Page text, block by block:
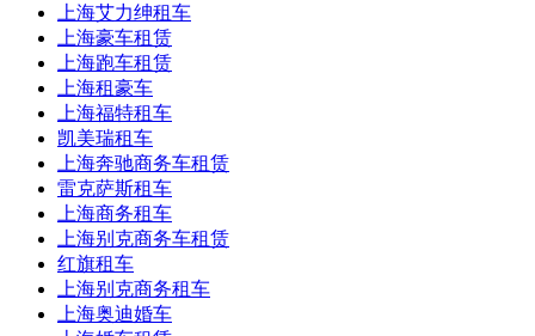
上海艾力绅租车
上海豪车租赁
上海跑车租赁
上海租豪车
上海福特租车
凯美瑞租车
上海奔驰商务车租赁
雷克萨斯租车
上海商务租车
上海别克商务车租赁
红旗租车
上海别克商务租车
上海奥迪婚车